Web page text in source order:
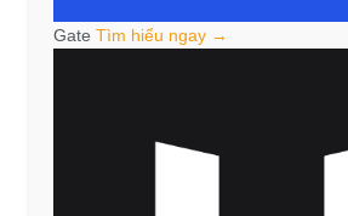
Gate Tìm hiểu ngay →